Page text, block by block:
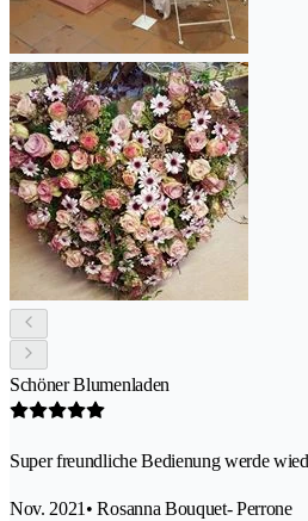
Schöner Blumenladen
Super freundliche Bedienung werde
Nov. 2021 • Rosanna Bouquet- Perrone